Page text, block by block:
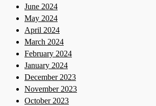
June 2024
May 2024
April 2024
March 2024
February 2024
January 2024
December 2023
November 2023
October 2023